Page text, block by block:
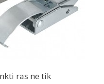
ras ne tik